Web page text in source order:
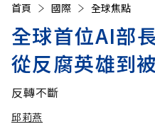
首頁 國際 全球焦點
全球首位AI部
從反腐英雄到
反轉不斷
邱莉燕